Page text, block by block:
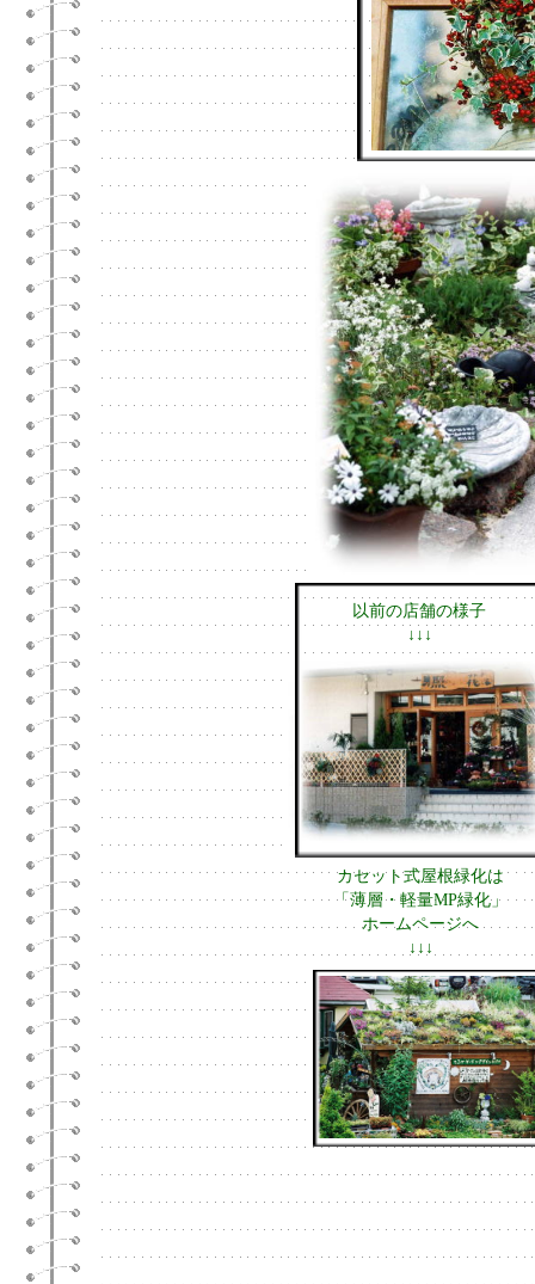
以前の店舗の様子
↓↓↓
カセット式屋根緑化は
「薄層・軽量MP緑化」
ホームページへ
↓↓↓